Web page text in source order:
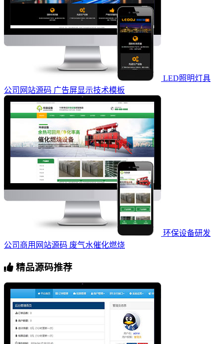
LED照明灯具
公司网站源码 广告屏显示技术模板
环保设备研发
公司商用网站源码 废气水催化燃烧
精品源码推荐